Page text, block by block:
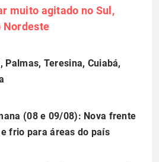
muito agitado no Sul,
Nordeste
Palmas, Teresina, Cuiabá,
(08 e 09/08): Nova frente
frio para áreas do país